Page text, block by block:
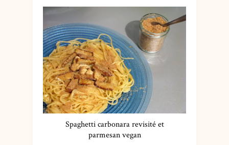
Spaghetti carbonara revisité et
parmesan vegan